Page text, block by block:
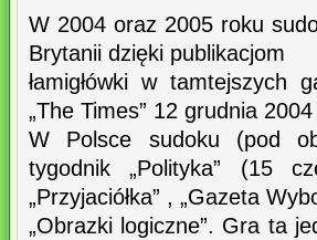
W 2004 oraz 2005 roku
Brytanii dzięki publikacjom
łamigłówki w tamtejszych
„The Times” 12 grudnia
W Polsce sudoku (pod
tygodnik „Polityka” (15
„Przyjaciółka” , „Gazeta
„Obrazki logiczne”. Gra ta